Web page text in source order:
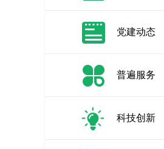
党建动态
普遍服务
科技创新